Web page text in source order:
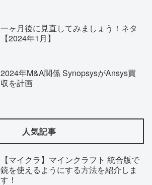
一ヶ月後に見直してみましょう！ネタ
【2024年1月】
2024年M&A関係 SynopsysがAnsys買
収を計画
人気記事
【マイクラ】マインクラフト 統合版で
銃を使えるようにする方法を紹介しま
す！